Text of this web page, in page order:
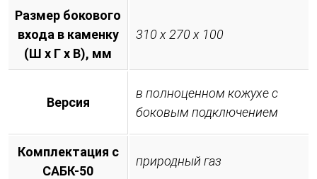
Размер бокового
входа в каменку
(Ш х Г х В), мм
310 х 270 х 100
Версия
в полноценном кожухе с
боковым подключением
Комплектация с
САБК-50
природный газ